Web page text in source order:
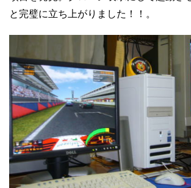
と完璧に立ち上がりました！！。